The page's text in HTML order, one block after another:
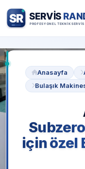
Anasayfa
Bulaşık
için özel